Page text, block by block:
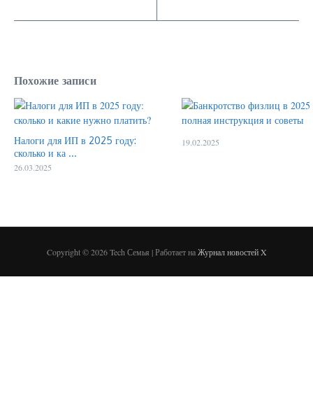
Похожие записи
Налоги для ИП в 2025 году:
сколько и ка ...
26.03.2025
19.02.2025
Copyright © 2026 Tech Семья | Работает наЖурнал новостей X